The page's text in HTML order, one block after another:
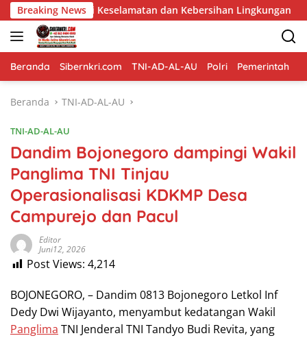
Langsung
ke
konten
Breaking Newsdan Kebersihan Lingkungan
Beranda Sibernkri.com TNI-AD-AL-AU Polri Pemerintah
Beranda TNI-AD-AL-AU
TNI-AD-AL-AU
Dandim Bojonegoro dampingi Wakil
Panglima TNI Tinjau
Operasionalisasi KDKMP Desa
Campurejo dan Pacul
Editor
Juni12, 2026
Post Views: 4,214
BOJONEGORO, – Dandim 0813 Bojonegoro Letkol Inf
Dedy Dwi Wijayanto, menyambut kedatangan Wakil
Panglima TNI Jenderal TNI Tandyo Budi Revita, yang